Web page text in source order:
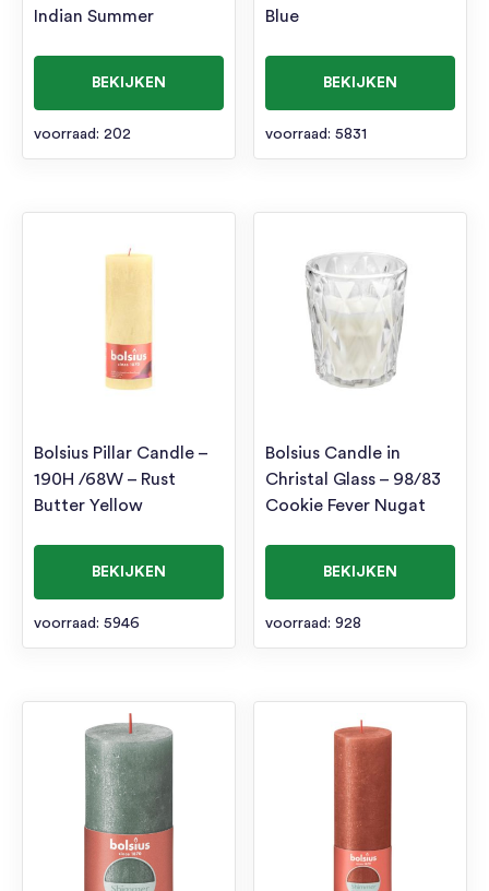
Indian Summer
BEKIJKEN
voorraad: 202
Blue
BEKIJKEN
voorraad: 5831
Bolsius Pillar Candle –
190H /68W – Rust
Butter Yellow
BEKIJKEN
voorraad: 5946
Bolsius Candle in
Christal Glass – 98/83
Cookie Fever Nugat
BEKIJKEN
voorraad: 928